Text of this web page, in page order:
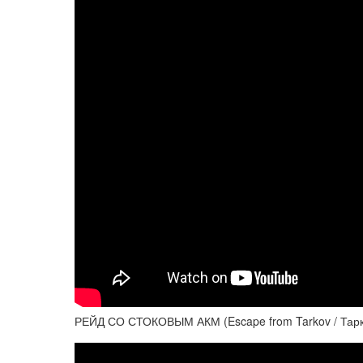
РЕЙД СО СТОКОВЫМ АКМ (Escape from Tarkov /